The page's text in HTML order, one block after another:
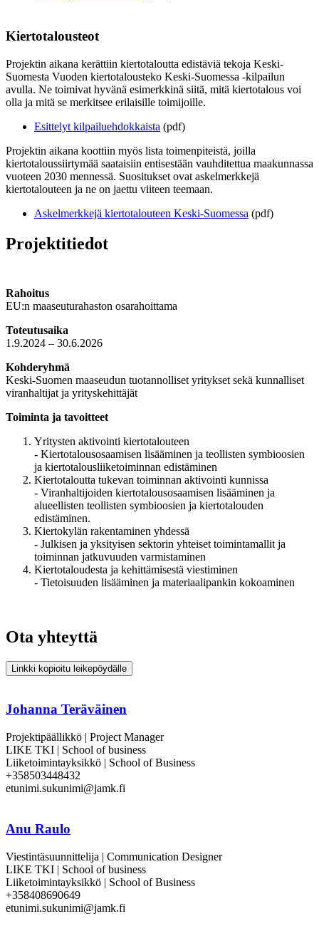
Kiertotalousteot
Projektin aikana kerättiin kiertotaloutta edistäviä tekoja Keski-
Suomesta Vuoden kiertotalousteko Keski-Suomessa -kilpailun
avulla. Ne toimivat hyvänä esimerkkinä siitä, mitä kiertotalous voi
olla ja mitä se merkitsee erilaisille toimijoille.
Esittelyt kilpailuehdokkaista (pdf)
Projektin aikana koottiin myös lista toimenpiteistä, joilla
kiertotaloussiirtymää saataisiin entisestään vauhditettua maakunnassa
vuoteen 2030 mennessä. Suositukset ovat askelmerkkejä
kiertotalouteen ja ne on jaettu viiteen teemaan.
Askelmerkkejä kiertotalouteen Keski-Suomessa (pdf)
Projektitiedot
Rahoitus
EU:n maaseuturahaston osarahoittama
Toteutusaika
1.9.2024 – 30.6.2026
Kohderyhmä
Keski-Suomen maaseudun tuotannolliset yritykset sekä kunnalliset
viranhaltijat ja yrityskehittäjät
Toiminta ja tavoitteet
Yritysten aktivointi kiertotalouteen
- Kiertotalousosaamisen lisääminen ja teollisten symbioosien
ja kiertotalousliiketoiminnan edistäminen
Kiertotaloutta tukevan toiminnan aktivointi kunnissa
- Viranhaltijoiden kiertotalousosaamisen lisääminen ja
alueellisten teollisten symbioosien ja kiertotalouden
edistäminen.
Kiertokylän rakentaminen yhdessä
- Julkisen ja yksityisen sektorin yhteiset toimintamallit ja
toiminnan jatkuvuuden varmistaminen
Kiertotaloudesta ja kehittämisestä viestiminen
- Tietoisuuden lisääminen ja materiaalipankin kokoaminen
Ota yhteyttä
Linkki kopioitu leikepöydälle
Johanna Teräväinen
Projektipäällikkö | Project Manager
LIKE TKI | School of business
Liiketoimintayksikkö | School of Business
+358503448432
etunimi.sukunimi@jamk.fi
Anu Raulo
Viestintäsuunnittelija | Communication Designer
LIKE TKI | School of business
Liiketoimintayksikkö | School of Business
+358408690649
etunimi.sukunimi@jamk.fi